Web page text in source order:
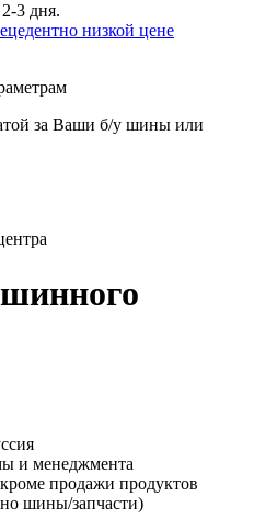
3 дня.
низкой цене
за Ваши б/у шины или
и менеджмента
продажи продуктов
шины/запчасти)